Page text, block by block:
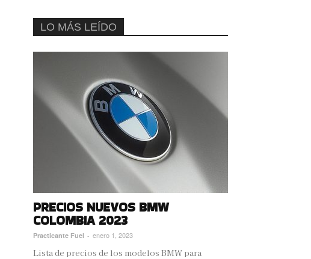
LO MÁS LEÍDO
PRECIOS NUEVOS BMW
COLOMBIA 2023
Practicante Fuel - enero 1, 2023
Lista de precios de los modelos BMW para